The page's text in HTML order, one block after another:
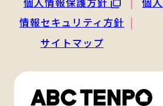
情報セキュリティ方針
サイトマップ